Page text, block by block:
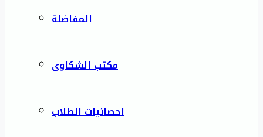
المفاضلة
مكتب الشكاوى
احصائيات الطلاب